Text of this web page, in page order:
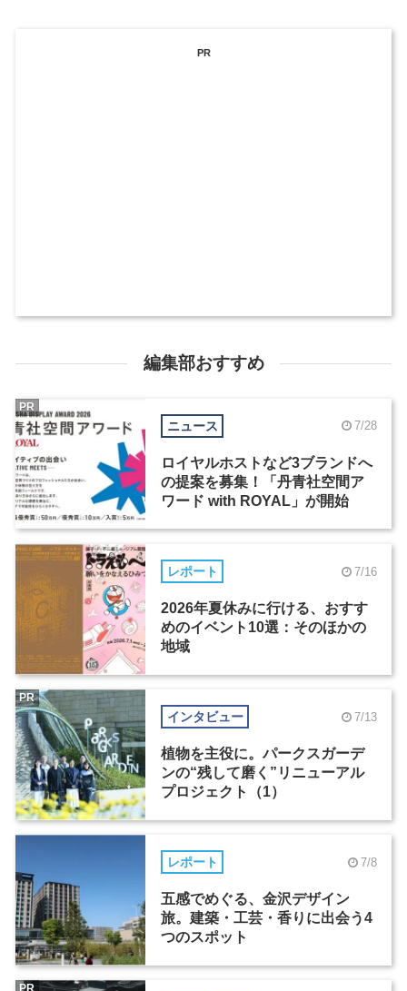
PR
編集部おすすめ
ニュース 7/28
ロイヤルホストなど3ブランドへ
の提案を募集！「丹青社空間ア
ワード with ROYAL」が開始
PR
レポート 7/16
2026年夏休みに行ける、おすす
めのイベント10選：そのほかの
地域
インタビュー 7/13
植物を主役に。パークスガーデ
ンの“残して磨く”リニューアル
プロジェクト（1）
PR
レポート 7/8
五感でめぐる、金沢デザイン
旅。建築・工芸・香りに出会う4
つのスポット